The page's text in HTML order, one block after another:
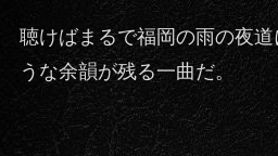
聴けばまるで福岡の雨の夜
うな余韻が残る一曲だ。